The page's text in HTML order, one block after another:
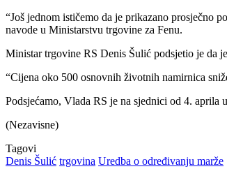
“Još jednom ističemo da je prikazano prosječno
navode u Ministarstvu trgovine za Fenu.
Ministar trgovine RS Denis Šulić podsjetio je da
“Cijena oko 500 osnovnih životnih namirnica
Podsjećamo, Vlada RS je na sjednici od 4.
(Nezavisne)
Tagovi
Denis Šulić trgovina Uredba o određivanju marže